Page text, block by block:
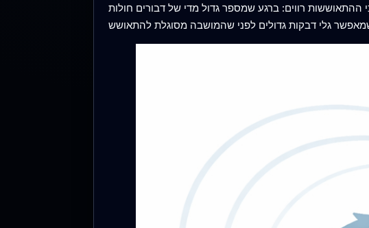
ההתאוששות רווים: ברגע שמספר גדול מדי של דבורים חולות